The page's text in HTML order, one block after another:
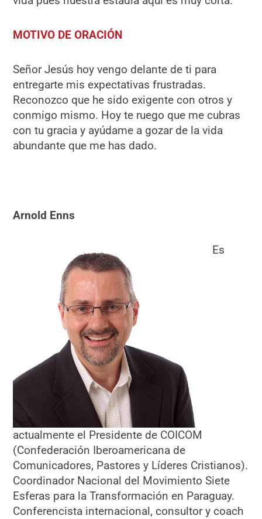
MOTIVO DE ORACIÓN
Señor Jesús hoy vengo delante de ti para
entregarte mis expectativas frustradas.
Reconozco que he sido exigente con otros y
conmigo mismo. Hoy te ruego que me cubras
con tu gracia y ayúdame a gozar de la vida
abundante que me has dado.
Arnold Enns
Es
actualmente el Presidente de COICOM
(Confederación Iberoamericana de
Comunicadores, Pastores y Líderes Cristianos).
Coordinador Nacional del Movimiento Siete
Esferas para la Transformación en Paraguay.
Conferencista internacional, consultor y coach